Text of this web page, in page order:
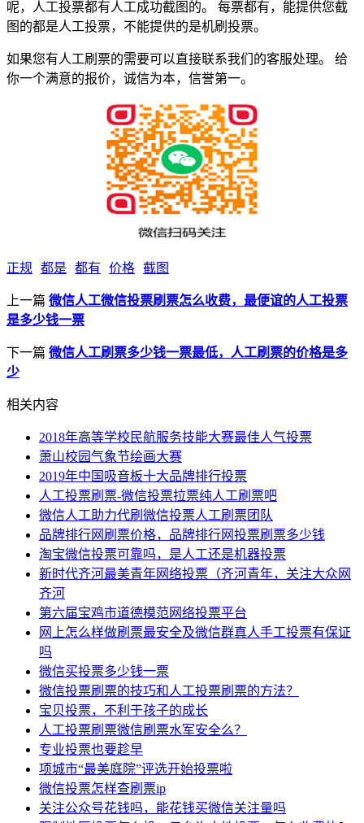
呢，人工投票都有人工成功截图的。 每票都有，能提供您截
图的都是人工投票，不能提供的是机刷投票。
如果您有人工刷票的需要可以直接联系我们的客服处理。 给
你一个满意的报价，诚信为本，信誉第一。
正规 都是 都有 价格 截图
上一篇 微信人工微信投票刷票怎么收费，最便谊的人工投票
是多少钱一票
下一篇 微信人工刷票多少钱一票最低，人工刷票的价格是多
少
相关内容
2018年高等学校民航服务技能大赛最佳人气投票
萧山校园气象节绘画大赛
2019年中国吸音板十大品牌排行投票
人工投票刷票-微信投票拉票纯人工刷票吧
微信人工助力代刷微信投票人工刷票团队
品牌排行网刷票价格，品牌排行网投票刷票多少钱
淘宝微信投票可靠吗，是人工还是机器投票
新时代齐河最美青年网络投票（齐河青年，关注大众网
齐河
第六届宝鸡市道德模范网络投票平台
网上怎么样做刷票最安全及微信群真人手工投票有保证
吗
微信买投票多少钱一票
微信投票刷票的技巧和人工投票刷票的方法？
宝贝投票，不利于孩子的成长
人工投票刷票微信刷票水军安全么？
专业投票也要趁早
项城市“最美庭院”评选开始投票啦
微信投票怎样查刷票ip
关注公众号花钱吗，能花钱买微信关注量吗